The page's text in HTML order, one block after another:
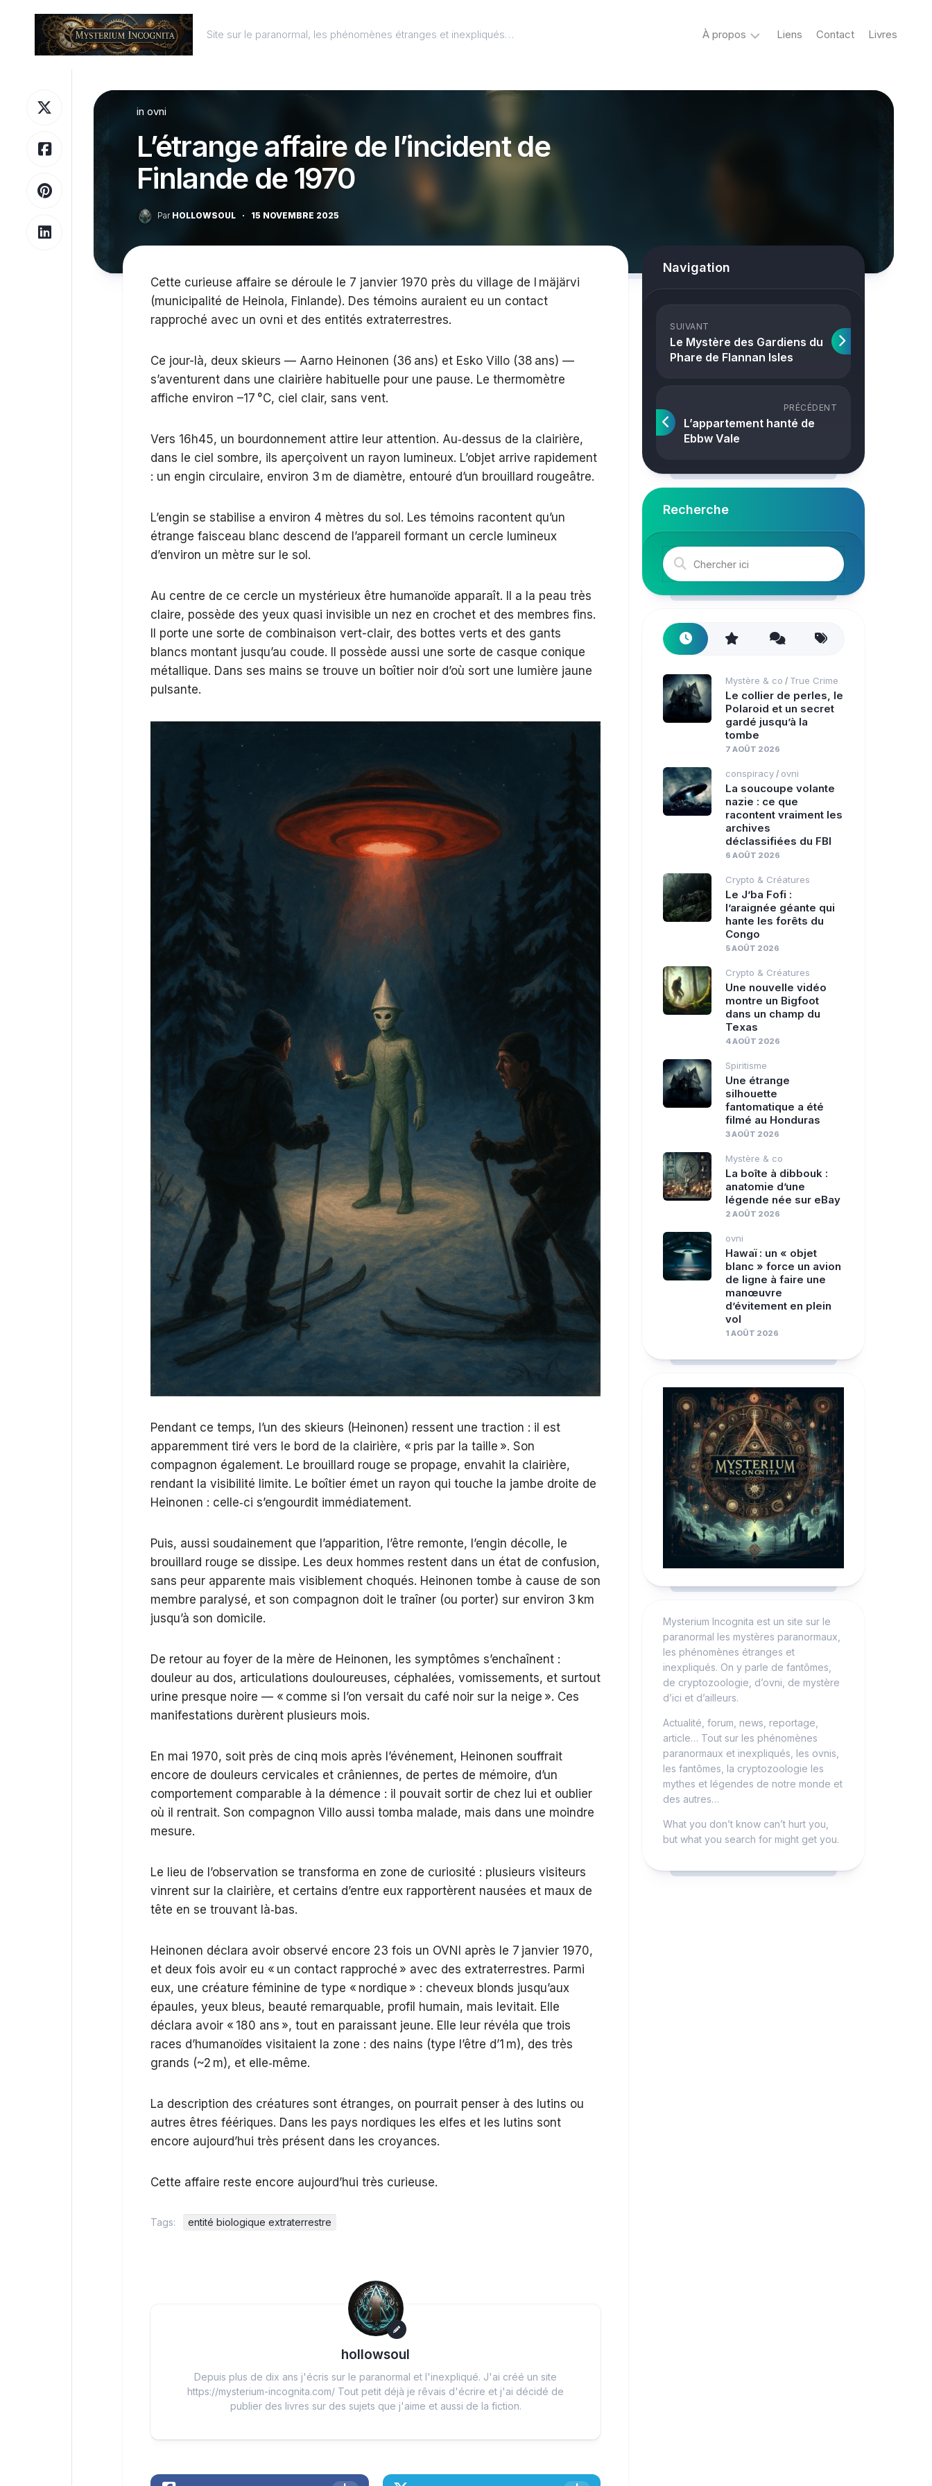
Site sur le paranormal, les phénomènes étranges et inexpliqués… À propos
&
conspiracy
Horreur
Liens Contact Livres
in ovni
L’étrange affaire de l’incident de
Finlande de 1970
ParHOLLOWSOUL · 15 NOVEMBRE 2025
Cette curieuse affaire se déroule le 7 janvier 1970 près du village de I mäjärvi
(municipalité de Heinola, Finlande). Des témoins auraient eu un contact
rapproché avec un ovni et des entités extraterrestres.
Ce jour-là, deux skieurs — Aarno Heinonen (36 ans) et Esko Villo (38 ans) —
s’aventurent dans une clairière habituelle pour une pause. Le thermomètre
affiche environ –17 °C, ciel clair, sans vent.
Vers 16h45, un bourdonnement attire leur attention. Au‑dessus de la clairière,
dans le ciel sombre, ils aperçoivent un rayon lumineux. L’objet arrive rapidement
: un engin circulaire, environ 3 m de diamètre, entouré d’un brouillard rougeâtre.
L’engin se stabilise a environ 4 mètres du sol. Les témoins racontent qu’un
étrange faisceau blanc descend de l’appareil formant un cercle lumineux
d’environ un mètre sur le sol.
Au centre de ce cercle un mystérieux être humanoïde apparaît. Il a la peau très
claire, possède des yeux quasi invisible un nez en crochet et des membres fins.
Il porte une sorte de combinaison vert-clair, des bottes verts et des gants
blancs montant jusqu’au coude. Il possède aussi une sorte de casque conique
métallique. Dans ses mains se trouve un boîtier noir d’où sort une lumière jaune
pulsante.
Pendant ce temps, l’un des skieurs (Heinonen) ressent une traction : il est
apparemment tiré vers le bord de la clairière, « pris par la taille ». Son
compagnon également. Le brouillard rouge se propage, envahit la clairière,
rendant la visibilité limite. Le boîtier émet un rayon qui touche la jambe droite de
Heinonen : celle‑ci s’engourdit immédiatement.
Puis, aussi soudainement que l’apparition, l’être remonte, l’engin décolle, le
brouillard rouge se dissipe. Les deux hommes restent dans un état de confusion,
sans peur apparente mais visiblement choqués. Heinonen tombe à cause de son
membre paralysé, et son compagnon doit le traîner (ou porter) sur environ 3 km
jusqu’à son domicile.
De retour au foyer de la mère de Heinonen, les symptômes s’enchaînent :
douleur au dos, articulations douloureuses, céphalées, vomissements, et surtout
urine presque noire — « comme si l’on versait du café noir sur la neige ». Ces
manifestations durèrent plusieurs mois.
En mai 1970, soit près de cinq mois après l’événement, Heinonen souffrait
encore de douleurs cervicales et crâniennes, de pertes de mémoire, d’un
comportement comparable à la démence : il pouvait sortir de chez lui et oublier
où il rentrait. Son compagnon Villo aussi tomba malade, mais dans une moindre
mesure.
Le lieu de l’observation se transforma en zone de curiosité : plusieurs visiteurs
vinrent sur la clairière, et certains d’entre eux rapportèrent nausées et maux de
tête en se trouvant là‐bas.
Heinonen déclara avoir observé encore 23 fois un OVNI après le 7 janvier 1970,
et deux fois avoir eu « un contact rapproché » avec des extraterrestres. Parmi
eux, une créature féminine de type « nordique » : cheveux blonds jusqu’aux
épaules, yeux bleus, beauté remarquable, profil humain, mais levitait. Elle
déclara avoir « 180 ans », tout en paraissant jeune. Elle leur révéla que trois
races d’humanoïdes visitaient la zone : des nains (type l’être d’1 m), des très
grands (~2 m), et elle‑même.
La description des créatures sont étranges, on pourrait penser à des lutins ou
autres êtres féériques. Dans les pays nordiques les elfes et les lutins sont
encore aujourd’hui très présent dans les croyances.
Cette affaire reste encore aujourd’hui très curieuse.
Tags: entité biologique extraterrestre
hollowsoul
Depuis plus de dix ans j'écris sur le paranormal et l'inexpliqué. J'ai créé un site
https://mysterium-incognita.com/ Tout petit déjà je rêvais d'écrire et j'ai décidé de
publier des livres sur des sujets que j'aime et aussi de la fiction.
Navigation
SUIVANT
Le Mystère des Gardiens du
Phare de Flannan Isles
PRÉCÉDENT
L’appartement hanté de
Ebbw Vale
Recherche
Mystère & co / True Crime
Le collier de perles, le
Polaroid et un secret
gardé jusqu’à la
tombe
7 AOÛT 2026
conspiracy / ovni
La soucoupe volante
nazie : ce que
racontent vraiment les
archives
déclassifiées du FBI
6 AOÛT 2026
Crypto & Créatures
Le J’ba Fofi :
l’araignée géante qui
hante les forêts du
Congo
5 AOÛT 2026
Crypto & Créatures
Une nouvelle vidéo
montre un Bigfoot
dans un champ du
Texas
4 AOÛT 2026
Spiritisme
Une étrange
silhouette
fantomatique a été
filmé au Honduras
3 AOÛT 2026
Mystère & co
La boîte à dibbouk :
anatomie d’une
légende née sur eBay
2 AOÛT 2026
ovni
Hawaï : un « objet
blanc » force un avion
de ligne à faire une
manœuvre
d’évitement en plein
vol
1 AOÛT 2026
Mysterium Incognita est un site sur le
paranormal les mystères paranormaux,
les phénomènes étranges et
inexpliqués. On y parle de fantômes,
de cryptozoologie, d’ovni, de mystère
d’ici et d’ailleurs.
Actualité, forum, news, reportage,
article… Tout sur les phénomènes
paranormaux et inexpliqués, les ovnis,
les fantômes, la cryptozoologie les
mythes et légendes de notre monde et
des autres…
What you don’t know can’t hurt you,
but what you search for might get you.